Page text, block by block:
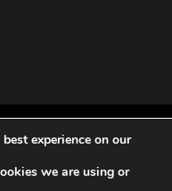
reserved.
experience on our
we are using or